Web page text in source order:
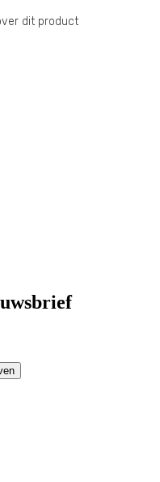
dit product